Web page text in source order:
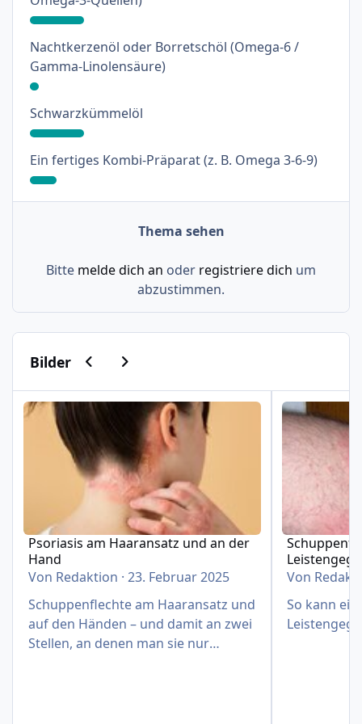
Nachtkerzenöl oder Borretschöl (Omega-6 /
Gamma-Linolensäure): 3%
Schwarzkümmelöl: 18%
Ein fertiges Kombi-Präparat (z. B. Omega 3-6-9): 9%
Thema sehen
Bitte melde dich an oder registriere dich um
abzustimmen.
BilderVorherige Karussell-Folie
Nächste Karussell-Folie
Psoriasis am Haaransatz und an der Hand
Psoriasis am Haaransatz und an der
Hand
Von Redaktion ·23. Februar 2025
Schuppenflechte am Haaransatz und
auf den Händen – und damit an zwei
Stellen, an denen man sie nur
Von
So kann